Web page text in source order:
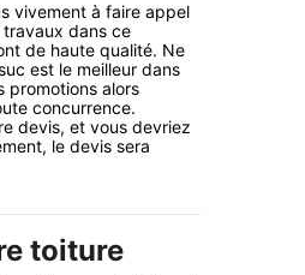
vivement à faire appel
travaux dans ce
de haute qualité. Ne
est le meilleur dans
promotions alors
concurrence.
devis, et vous devriez
le devis sera
toiture